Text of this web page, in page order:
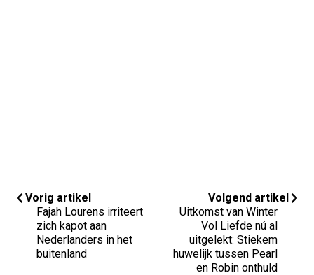
Vorig artikel
Fajah Lourens irriteert
zich kapot aan
Nederlanders in het
buitenland
Volgend artikel
Uitkomst van Winter
Vol Liefde nú al
uitgelekt: Stiekem
huwelijk tussen Pearl
en Robin onthuld